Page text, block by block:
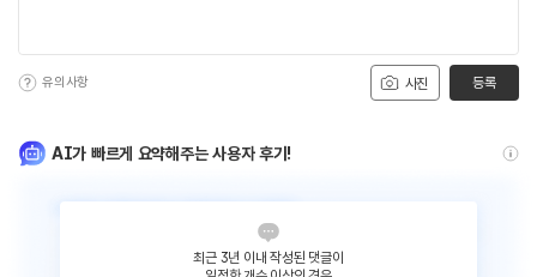
사진
유의사항 등록
AI가 빠르게 요약해주는 사용자 후기!
최근 3년 이내 작성된 댓글이